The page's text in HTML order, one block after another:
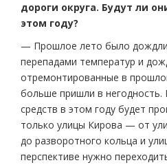
дороги округа. Будут ли
этом году?
— Прошлое лето было
перепадами температур и
отремонтированные в
больше пришли в негодность.
средств в этом году будет
только улицы Кирова — от
до разворотного кольца и
перспективе нужно